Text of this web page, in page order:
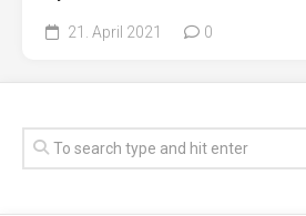
21. April 2021 0